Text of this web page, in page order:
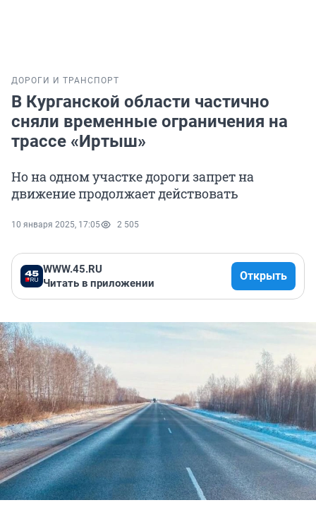
ДОРОГИ И ТРАНСПОРТ
В Курганской области частично
сняли временные ограничения на
трассе «Иртыш»
Но на одном участке дороги запрет на
движение продолжает действовать
10 января 2025, 17:05 2 505
WWW.45.RU
Читать в приложении
Открыть